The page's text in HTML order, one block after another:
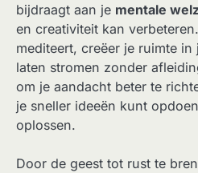
bijdraagt aan je mentale
en creativiteit kan
mediteert, creëer je ruimte in
laten stromen zonder
om je aandacht beter te
je sneller ideeën kunt
oplossen.
Door de geest tot rust te